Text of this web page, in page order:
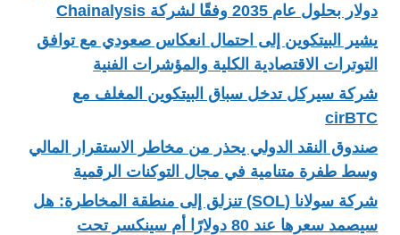
دولار بحلول عام 2035 وفقًا لشركة Chainalysis
يشير البيتكوين إلى احتمال انعكاس صعودي مع توافق
التوترات الاقتصادية الكلية والمؤشرات الفنية
شركة سيركل تدخل سباق البيتكوين المغلف مع
cirBTC
صندوق النقد الدولي يحذر من مخاطر الاستقرار المالي
وسط طفرة متنامية في مجال التوكنات الرقمية
شركة سولانا (SOL) تنزلق إلى منطقة المخاطرة: هل
سيصمد سعرها عند 80 دولارًا أم سينكسر تحت